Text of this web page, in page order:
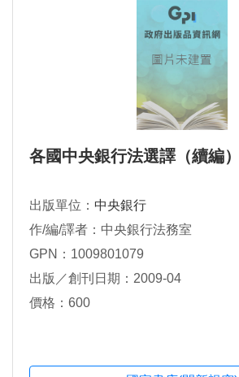
各國中央銀行法選譯（續編）
出版單位： 中央銀行
作/編/譯者：中央銀行法務室
GPN：1009801079
出版／創刊日期：2009-04
價格：600